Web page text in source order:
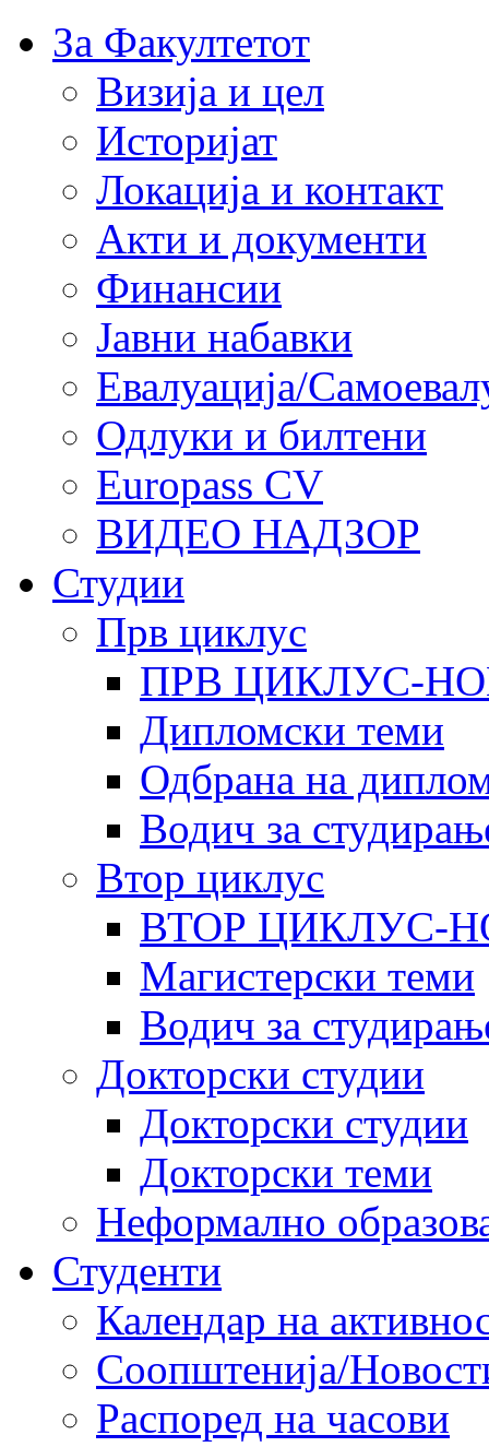
За Факултетот
Визија и цел
Историјат
Локација и контакт
Акти и документи
Финансии
Јавни набавки
Евалуација/
Одлуки и билтени
Europass CV
ВИДЕО НАДЗОР
Студии
Прв циклус
ПРВ ЦИКЛУС-
Дипломски теми
Одбрана на
Водич за
Втор циклус
ВТОР ЦИКЛУС-
Магистерски теми
Водич за
Докторски студии
Докторски студии
Докторски теми
Неформално
Студенти
Календар на
Соопштенија/
Распоред на часови